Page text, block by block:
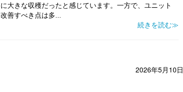
大きな収穫だったと感じています。一方で、ユニット
善すべき点は多...
続きを読む≫
2026年5月10日